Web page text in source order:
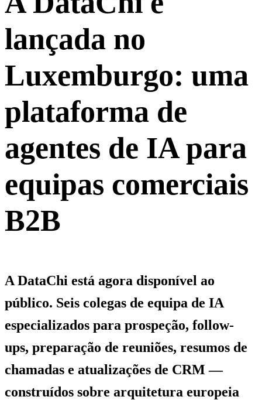
lançada no
Luxemburgo: uma
plataforma de
agentes de IA para
equipas comerciais
B2B
A DataChi está agora disponível ao
público. Seis colegas de equipa de IA
especializados para prospeção, follow-
ups, preparação de reuniões, resumos de
chamadas e atualizações de CRM —
construídos sobre arquitetura europeia